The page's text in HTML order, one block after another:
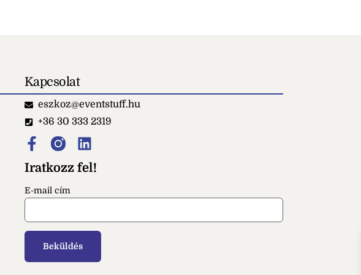
Kapcsolat
eszkoz@eventstuff.hu
+36 30 333 2319
Iratkozz fel!
E-mail cím